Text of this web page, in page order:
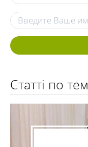
Статті по